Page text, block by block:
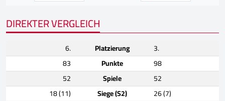
DIREKTER VERGLEICH
6. Platzierung
3.
83
Punkte
98
52
Spiele
52
18 (11)
Siege (S2)
26 (7)